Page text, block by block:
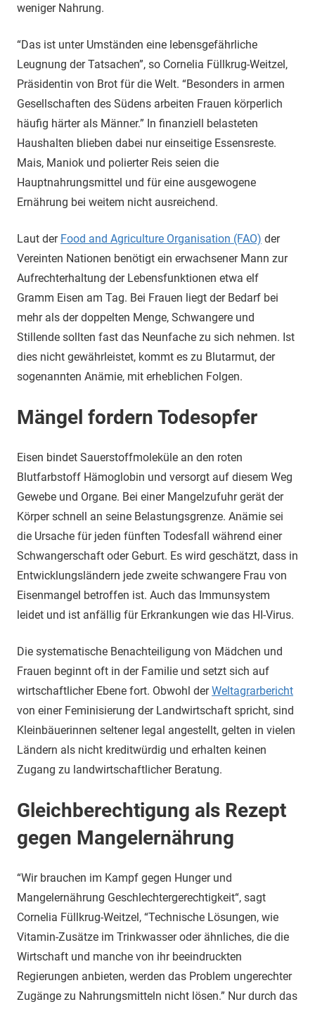
weniger Nahrung.
“Das ist unter Umständen eine lebensgefährliche
Leugnung der Tatsachen”, so Cornelia Füllkrug-Weitzel,
Präsidentin von Brot für die Welt. “Besonders in armen
Gesellschaften des Südens arbeiten Frauen körperlich
häufig härter als Männer.” In finanziell belasteten
Haushalten blieben dabei nur einseitige Essensreste.
Mais, Maniok und polierter Reis seien die
Hauptnahrungsmittel und für eine ausgewogene
Ernährung bei weitem nicht ausreichend.
Laut der Food and Agriculture Organisation (FAO) der
Vereinten Nationen benötigt ein erwachsener Mann zur
Aufrechterhaltung der Lebensfunktionen etwa elf
Gramm Eisen am Tag. Bei Frauen liegt der Bedarf bei
mehr als der doppelten Menge, Schwangere und
Stillende sollten fast das Neunfache zu sich nehmen. Ist
dies nicht gewährleistet, kommt es zu Blutarmut, der
sogenannten Anämie, mit erheblichen Folgen.
Mängel fordern Todesopfer
Eisen bindet Sauerstoffmoleküle an den roten
Blutfarbstoff Hämoglobin und versorgt auf diesem Weg
Gewebe und Organe. Bei einer Mangelzufuhr gerät der
Körper schnell an seine Belastungsgrenze. Anämie sei
die Ursache für jeden fünften Todesfall während einer
Schwangerschaft oder Geburt. Es wird geschätzt, dass in
Entwicklungsländern jede zweite schwangere Frau von
Eisenmangel betroffen ist. Auch das Immunsystem
leidet und ist anfällig für Erkrankungen wie das HI-Virus.
Die systematische Benachteiligung von Mädchen und
Frauen beginnt oft in der Familie und setzt sich auf
wirtschaftlicher Ebene fort. Obwohl derWeltagrarbericht
von einer Feminisierung der Landwirtschaft spricht, sind
Kleinbäuerinnen seltener legal angestellt, gelten in vielen
Ländern als nicht kreditwürdig und erhalten keinen
Zugang zu landwirtschaftlicher Beratung.
Gleichberechtigung als Rezept
gegen Mangelernährung
“Wir brauchen im Kampf gegen Hunger und
Mangelernährung Geschlechtergerechtigkeit“, sagt
Cornelia Füllkrug-Weitzel, “Technische Lösungen, wie
Vitamin-Zusätze im Trinkwasser oder ähnliches, die die
Wirtschaft und manche von ihr beeindruckten
Regierungen anbieten, werden das Problem ungerechter
Zugänge zu Nahrungsmitteln nicht lösen.” Nur durch das